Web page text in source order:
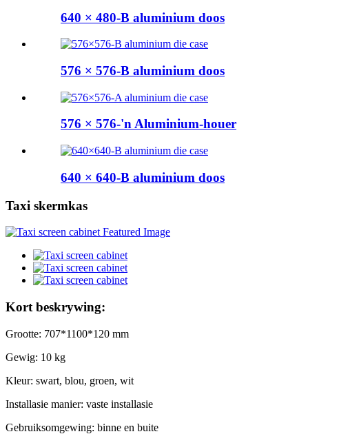
640 × 480-B aluminium doos
576 × 576-B aluminium doos
576 × 576-'n Aluminium-houer
640 × 640-B aluminium doos
Taxi skermkas
Kort beskrywing:
Grootte: 707*1100*120 mm
Gewig: 10 kg
Kleur: swart, blou, groen, wit
Installasie manier: vaste installasie
Gebruiksomgewing: binne en buite